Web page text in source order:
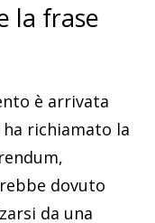
la frase
è arrivata
richiamato la
dovuto
da una